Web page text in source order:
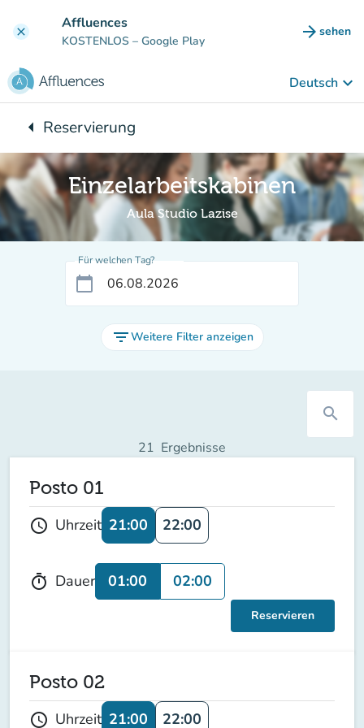
clear Affluences
KOSTENLOS – Google Play arrow_forward sehen
(new
Deutsch keyboard_arrow_down
arrow_leftZurück zu:
Reservierung
Einzelarbeitskabinen
Aula Studio Lazise
Für welchen Tag?
calendar_today
filter_listWeitere Filter anzeigen
search
21 Ergebnisse
Posto 01
schedule Uhrzeit 21:00 22:00
timer Dauer 01:00 02:00
Reservieren
Posto 02
schedule Uhrzeit 21:00 22:00